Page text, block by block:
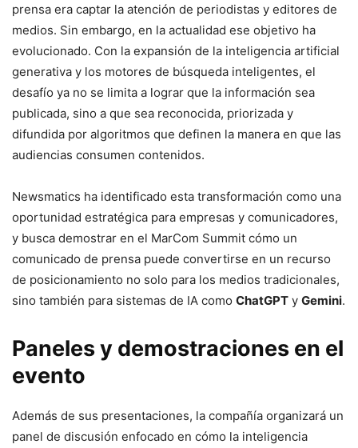
prensa era captar la atención de periodistas y editores de
medios. Sin embargo, en la actualidad ese objetivo ha
evolucionado. Con la expansión de la inteligencia artificial
generativa y los motores de búsqueda inteligentes, el
desafío ya no se limita a lograr que la información sea
publicada, sino a que sea reconocida, priorizada y
difundida por algoritmos que definen la manera en que las
audiencias consumen contenidos.
Newsmatics ha identificado esta transformación como una
oportunidad estratégica para empresas y comunicadores,
y busca demostrar en el MarCom Summit cómo un
comunicado de prensa puede convertirse en un recurso
de posicionamiento no solo para los medios tradicionales,
sino también para sistemas de IA como ChatGPT y Gemini.
Paneles y demostraciones en el
evento
Además de sus presentaciones, la compañía organizará un
panel de discusión enfocado en cómo la inteligencia